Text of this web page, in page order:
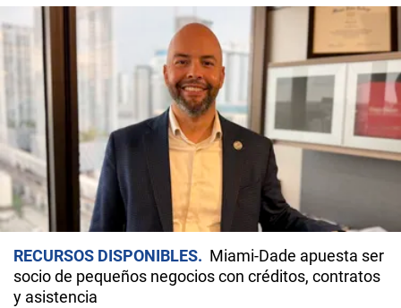
RECURSOS DISPONIBLES
Miami-Dade apuesta ser
socio de pequeños negocios con créditos, contratos
y asistencia